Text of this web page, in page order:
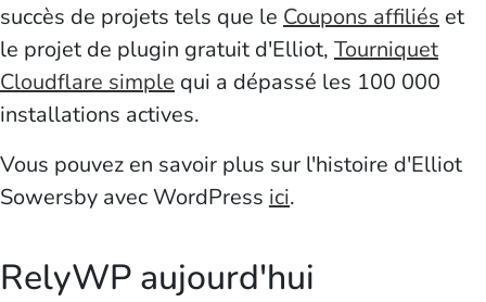
succès de projets tels que le Coupons affiliés et
le projet de plugin gratuit d'Elliot, Tourniquet
Cloudflare simple qui a dépassé les 100 000
installations actives.
Vous pouvez en savoir plus sur l'histoire d'Elliot
Sowersby avec WordPress ici.
RelyWP aujourd'hui